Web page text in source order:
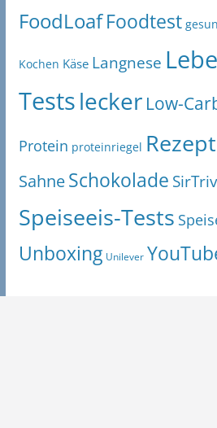
FoodLoaf Foodtest
Kochen Käse Langnese
Testslecker Low-
Protein proteinriegel Rezept
SahneSchokolade
Speiseeis-Tests
Unboxing Unilever